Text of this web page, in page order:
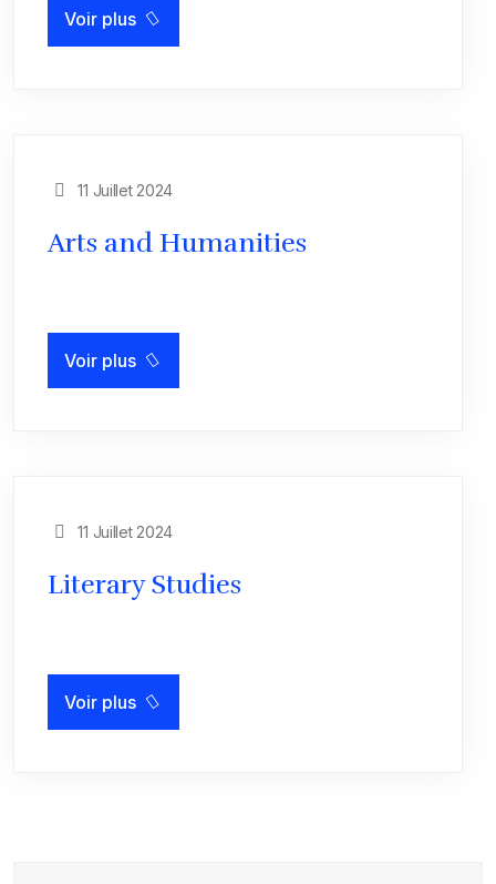
Voir plus
11 Juillet 2024
Arts and Humanities
Voir plus
11 Juillet 2024
Literary Studies
Voir plus